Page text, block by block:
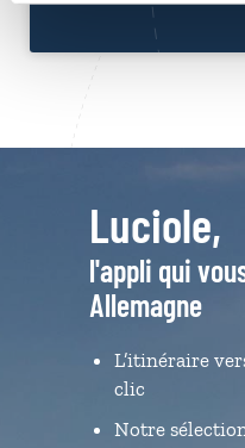
Luciole,
l'appli qui
Allemagne
L’itinéraire
clic
Notre